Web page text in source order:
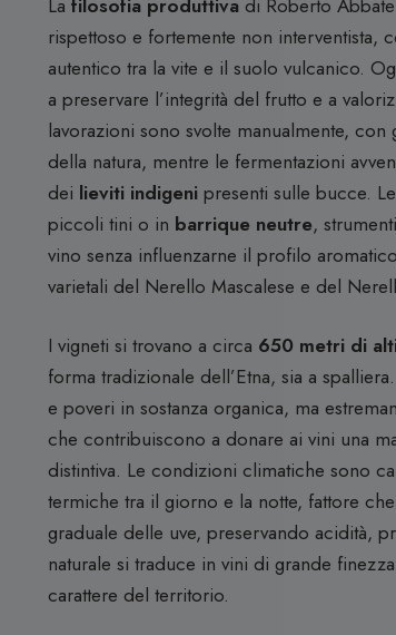
rispettoso e fortemente non interventista,
autentico tra la vite e il suolo vulcanico.
a preservare l’integrità del frutto e a
lavorazioni sono svolte manualmente,
della natura, mentre le fermentazioni
dei lieviti indigenipresenti sulle bucce.
piccoli tini o in barrique neutre,
vino senza influenzarne il profilo
varietali del Nerello Mascalese e del
I vigneti si trovano a circa 650 metri di
forma tradizionale dell’Etna, sia a
e poveri in sostanza organica, ma
che contribuiscono a donare ai vini una
distintiva. Le condizioni climatiche sono
termiche tra il giorno e la notte, fattore che
graduale delle uve, preservando acidità,
naturale si traduce in vini di grande
carattere del territorio.